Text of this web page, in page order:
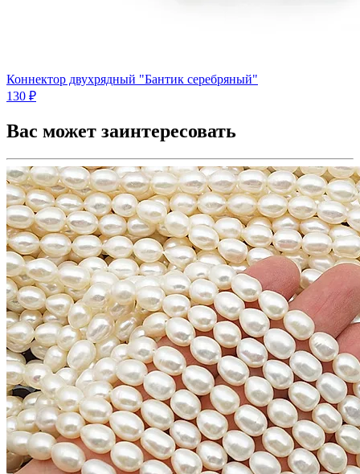
Коннектор двухрядный "Бантик серебряный"
130 ₽
Вас может заинтересовать